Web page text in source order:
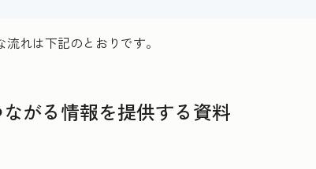
れは下記のとおりです。
がる情報を提供する資料